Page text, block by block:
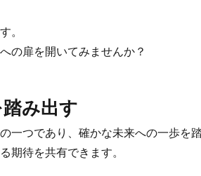
。
の扉を開いてみませんか？
み出す
つであり、確かな未来への一歩を踏
待を共有できます。